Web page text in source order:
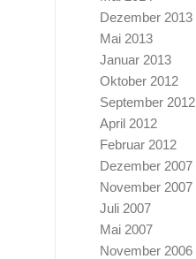
Dezember 2013
Mai 2013
Januar 2013
Oktober 2012
September 2012
April 2012
Februar 2012
Dezember 2007
November 2007
Juli 2007
Mai 2007
November 2006